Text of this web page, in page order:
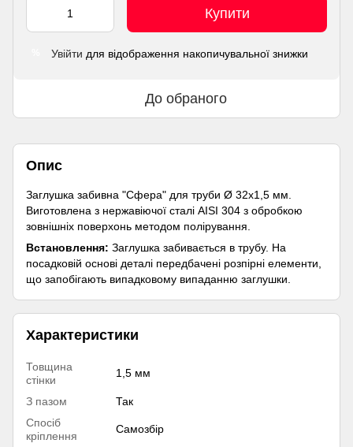
Купити
Увійти для відображення накопичувальної знижки
До обраного
Опис
Заглушка забивна "Сфера" для труби Ø 32х1,5 мм.
Виготовлена з нержавіючої сталі AISI 304 з обробкою
зовнішніх поверхонь методом полірування.
Встановлення: Заглушка забивається в трубу. На
посадковій основі деталі передбачені розпірні елементи,
що запобігають випадковому випаданню заглушки.
Характеристики
Товщина
стінки
1,5 мм
З пазом
Так
Спосіб
кріплення
Самозбір